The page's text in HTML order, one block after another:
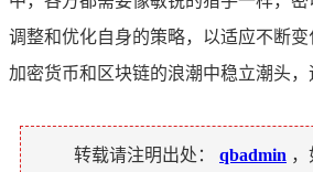
调整和优化自身的策略，以适应不断
加密货币和区块链的浪潮中稳立潮头，
转载请注明出处： qbadmin